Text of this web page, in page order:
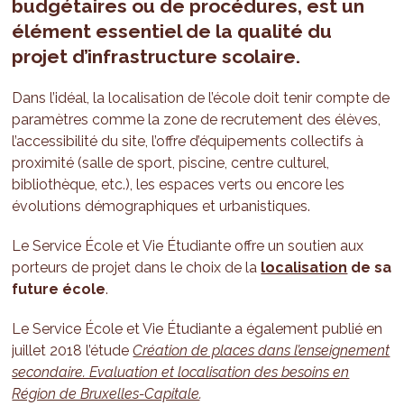
budgétaires ou de procédures, est un
élément essentiel de la qualité du
projet d’infrastructure scolaire.
Dans l’idéal, la localisation de l’école doit tenir compte de
paramètres comme la zone de recrutement des élèves,
l’accessibilité du site, l’offre d’équipements collectifs à
proximité (salle de sport, piscine, centre culturel,
bibliothèque, etc.), les espaces verts ou encore les
évolutions démographiques et urbanistiques.
Le Service École et Vie Étudiante offre un soutien aux
porteurs de projet dans le choix de la localisation de sa
future école.
Le Service École et Vie Étudiante a également publié en
juillet 2018 l’étudeCréation de places dans l’enseignement
secondaire. Evaluation et localisation des besoins en
Région de Bruxelles-Capitale.